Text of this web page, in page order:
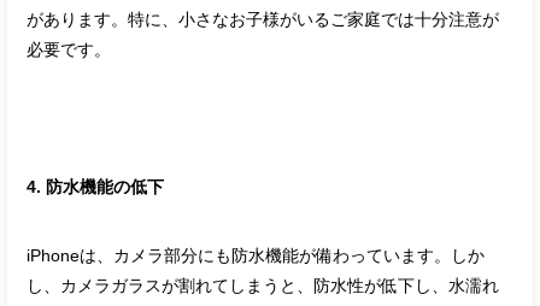
があります。特に、小さなお子様がいるご家庭では十分注意が
必要です。
4. 防水機能の低下
iPhoneは、カメラ部分にも防水機能が備わっています。しか
し、カメラガラスが割れてしまうと、防水性が低下し、水濡れ